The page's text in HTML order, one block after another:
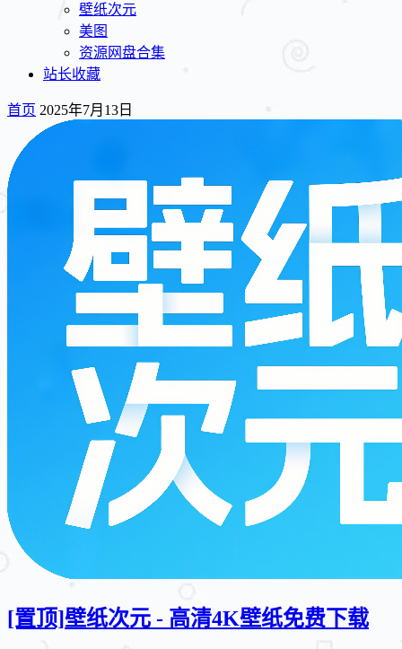
壁纸次元
美图
资源网盘合集
站长收藏
首页 2025年7月13日
[置顶]壁纸次元 - 高清4K壁纸免费下载